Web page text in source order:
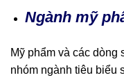
Ngành mỹ
Mỹ phẩm và các dòng
nhóm ngành tiêu biểu